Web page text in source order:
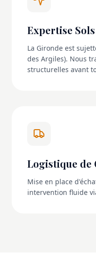
Expertise
La Gironde est
des Argiles). Nous
structurelles avant
Logistique de
Mise en place
intervention fluide